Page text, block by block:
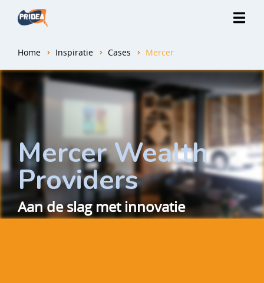
Home Inspiratie Cases Mercer
Mercer Wealth
Providers
Aan de slag met innovatie